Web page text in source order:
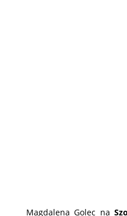
Magdalena Golec na